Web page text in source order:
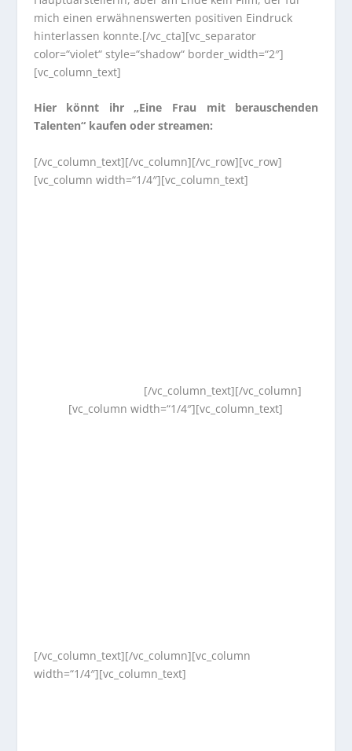
mich einen erwähnenswerten positiven Eindruck
hinterlassen konnte.[/vc_cta][vc_separator
color=“violet“ style=“shadow“ border_width=“2″]
[vc_column_text]
Hier könnt ihr „Eine Frau mit berauschenden
Talenten“ kaufen oder streamen:
[/vc_column_text][/vc_column][/vc_row][vc_row]
[vc_column width=“1/4″][vc_column_text]
[/vc_column_text][/vc_column]
[vc_column width=“1/4″][vc_column_text]
[/vc_column_text][/vc_column][vc_column
width=“1/4″][vc_column_text]